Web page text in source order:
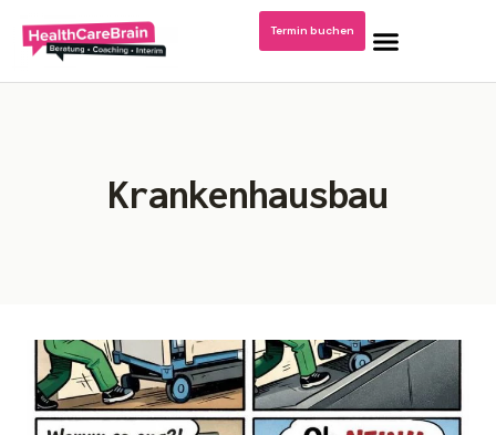
Über mich
Termin buchen
Krankenhausbau